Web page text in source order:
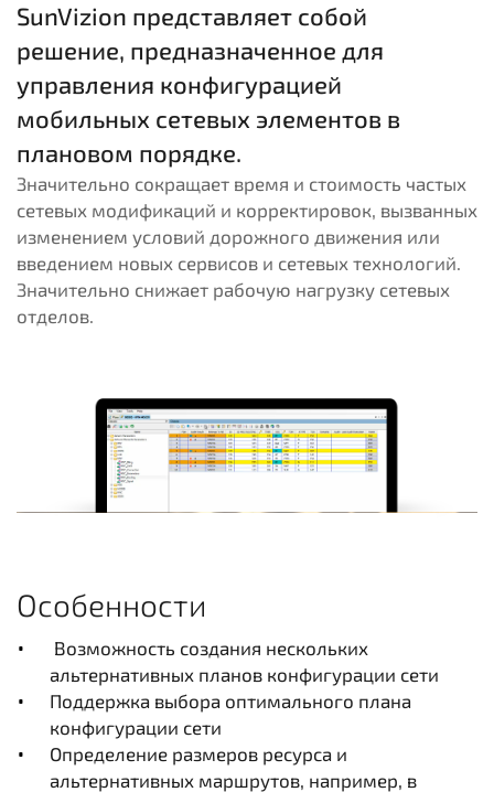
SunVizion представляет собой
решение, предназначенное для
управления конфигурацией
мобильных сетевых элементов в
плановом порядке.
Значительно сокращает время и стоимость частых
сетевых модификаций и корректировок, вызванных
изменением условий дорожного движения или
введением новых сервисов и сетевых технологий.
Значительно снижает рабочую нагрузку сетевых
отделов.
Особенности
Возможность создания нескольких
альтернативных планов конфигурации сети
Поддержка выбора оптимального плана
конфигурации сети
Определение размеров ресурса и
альтернативных маршрутов, например, в